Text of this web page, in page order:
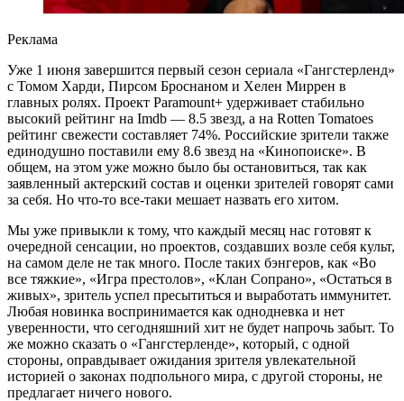
Реклама
Уже 1 июня завершится первый сезон сериала «Гангстерленд»
с Томом Харди, Пирсом Броснаном и Хелен Миррен в
главных ролях. Проект Paramount+ удерживает стабильно
высокий рейтинг на Imdb — 8.5 звезд, а на Rotten Tomatoes
рейтинг свежести составляет 74%. Российские зрители также
единодушно поставили ему 8.6 звезд на «Кинопоиске». В
общем, на этом уже можно было бы остановиться, так как
заявленный актерский состав и оценки зрителей говорят сами
за себя. Но что-то все-таки мешает назвать его хитом.
Мы уже привыкли к тому, что каждый месяц нас готовят к
очередной сенсации, но проектов, создавших возле себя культ,
на самом деле не так много. После таких бэнгеров, как «Во
все тяжкие», «Игра престолов», «Клан Сопрано», «Остаться в
живых», зритель успел пресытиться и выработать иммунитет.
Любая новинка воспринимается как однодневка и нет
уверенности, что сегодняшний хит не будет напрочь забыт. То
же можно сказать о «Гангстерленде», который, с одной
стороны, оправдывает ожидания зрителя увлекательной
историей о законах подпольного мира, с другой стороны, не
предлагает ничего нового.